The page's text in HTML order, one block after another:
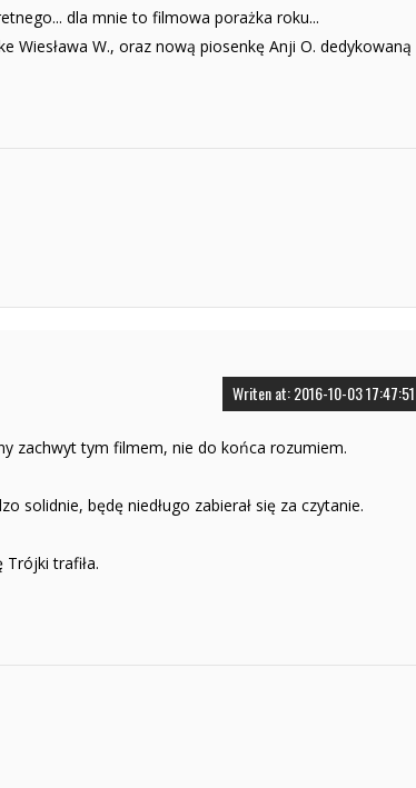
dla mnie to filmowa porażka roku...
Wiesława W., oraz nową piosenkę Anji O. dedykowaną
Writen at: 2016-10-03 17:47:51
zachwyt tym filmem, nie do końca rozumiem.
solidnie, będę niedługo zabierał się za czytanie.
Trójki trafiła.